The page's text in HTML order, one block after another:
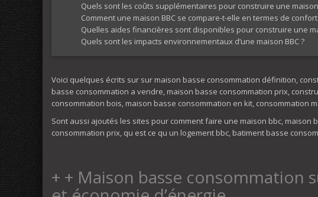
Quels sont les coûts supplémentaires pour construire une maison
Comment une maison BBC se compare-t-elle en termes de
Quelles aides financières sont disponibles pour construire une
Quels sont les impacts environnementaux d’une maison BBC ?
Voici quelques écrits sur sur maison basse consommation définition,
basse consommation a vendre, maison basse consommation prix,
consommation bois, maison basse consommation en kit, consommation
Sont aussi ajoutés les sites pour comment faire une maison bbc, maison
consommation prix, qu est ce qu un logement bbc, batiment basse
+ + Maison basse consommation